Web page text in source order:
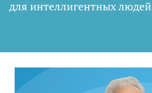
для интеллигентных людей